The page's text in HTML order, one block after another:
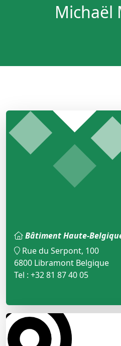
Michaël
Bâtiment Haute-
Rue du Serpont, 100
6800 Libramont Belgique
Tel : +32 81 87 40 05